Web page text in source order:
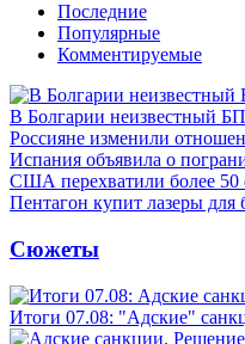
Последние
Популярные
Комментируемые
В Болгарии неизвестный
Россияне изменили
Испания объявила о
США перехватили более 50
Пентагон купит лазеры
Сюжеты
Итоги 07.08: "Адские"